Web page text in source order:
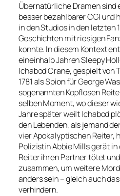
Übernatürliche Dramen sind
besser bezahlbarer CGI und
in den Studios in den letzten
Geschichten mit riesigen
konnte. In diesem Kontext
eineinhalb Jahren Sleepy
Ichabod Crane, gespielt von
1781 als Spion für George
sogenannten Kopflosen
selben Moment, wo dieser
Jahre später weilt Ichabod
den Lebenden, als jemand
vier Apokalyptischen Reiter,
Polizistin Abbie Mills gerät
Reiter ihren Partner tötet
zusammen, um weitere
anders sein – gleich auch
verhindern.